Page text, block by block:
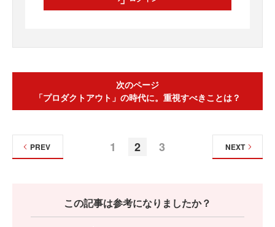
次のページ
「プロダクトアウト」の時代に。重視すべきことは？
1 2 3
PREV NEXT
この記事は参考になりましたか？